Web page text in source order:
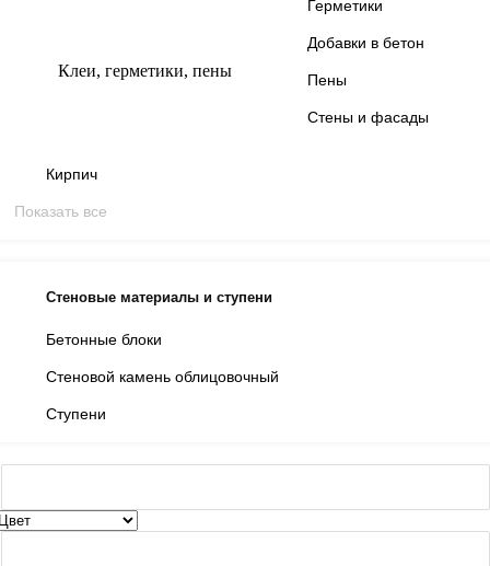
Клеи, герметики, пены
Герметики
Добавки в бетон
Пены
Стены и фасады
Кирпич
Показать все
Стеновые материалы и ступени
Бетонные блоки
Стеновой камень облицовочный
Ступени